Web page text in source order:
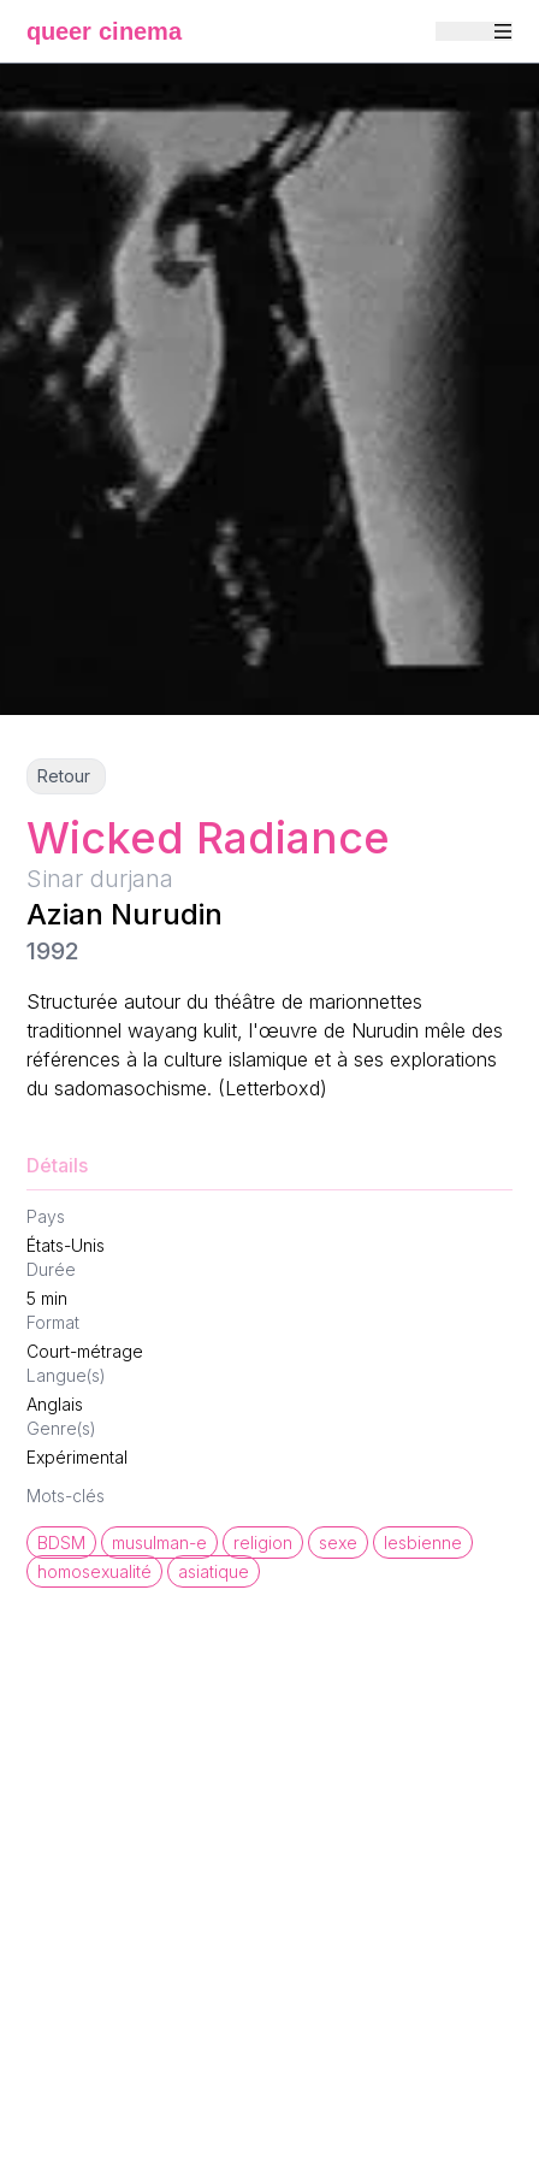
queer cinema
Retour
Wicked Radiance
Sinar durjana
Azian Nurudin
1992
Structurée autour du théâtre de marionnettes
traditionnel wayang kulit, l'œuvre de Nurudin mêle des
références à la culture islamique et à ses explorations
du sadomasochisme. (Letterboxd)
Détails
Pays
États-Unis
Durée
5 min
Format
Court-métrage
Langue(s)
Anglais
Genre(s)
Expérimental
Mots-clés
BDSM musulman-e religion sexe
lesbienne
homosexualité
asiatique